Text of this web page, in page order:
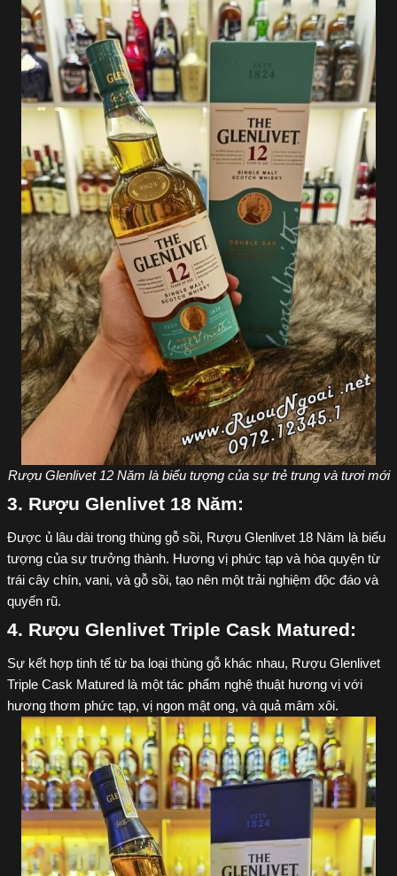
Rượu Glenlivet 12 Năm là biểu tượng của sự trẻ trung và tươi mới
3. Rượu Glenlivet 18 Năm:
Được ủ lâu dài trong thùng gỗ sồi, Rượu Glenlivet 18 Năm là biểu
tượng của sự trưởng thành. Hương vị phức tạp và hòa quyện từ
trái cây chín, vani, và gỗ sồi, tạo nên một trải nghiệm độc đáo và
quyến rũ.
4. Rượu Glenlivet Triple Cask Matured:
Sự kết hợp tinh tế từ ba loại thùng gỗ khác nhau, Rượu Glenlivet
Triple Cask Matured là một tác phẩm nghệ thuật hương vị với
hương thơm phức tạp, vị ngon mật ong, và quả mâm xôi.